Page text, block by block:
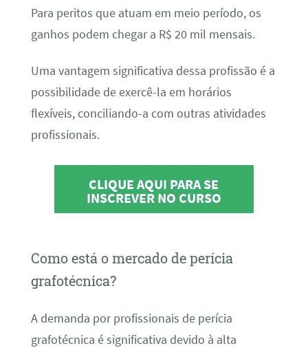
Para peritos que atuam em meio período, os
ganhos podem chegar a R$ 20 mil mensais.
Uma vantagem significativa dessa profissão é a
possibilidade de exercê-la em horários
flexíveis, conciliando-a com outras atividades
profissionais.
CLIQUE AQUI PARA SE
INSCREVER NO CURSO
Como está o mercado de perícia
grafotécnica?
A demanda por profissionais de perícia
grafotécnica é significativa devido à alta